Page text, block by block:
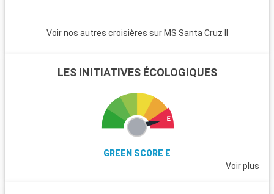
Voir nos autres croisières sur MS Santa Cruz II
LES INITIATIVES ÉCOLOGIQUES
GREEN SCORE E
Voir plus